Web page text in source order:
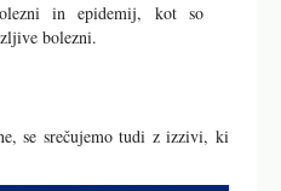
in epidemij, kot so
bolezni.
se srečujemo tudi z izzivi, ki